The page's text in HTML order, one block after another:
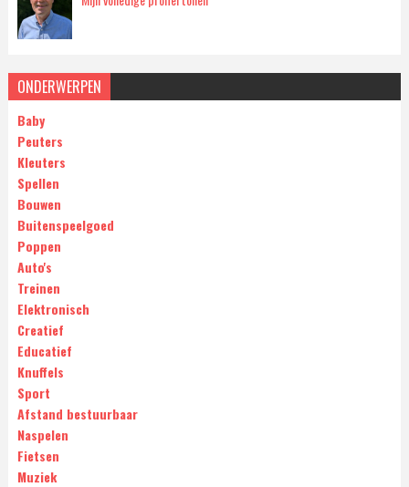
ONDERWERPEN
Baby
Peuters
Kleuters
Spellen
Bouwen
Buitenspeelgoed
Poppen
Auto's
Treinen
Elektronisch
Creatief
Educatief
Knuffels
Sport
Afstand bestuurbaar
Naspelen
Fietsen
Muziek